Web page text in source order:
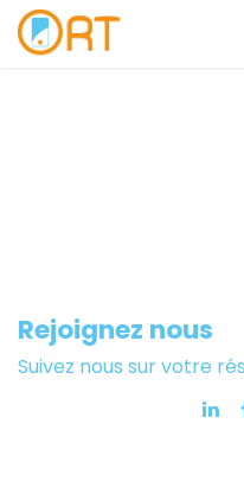
Se rendre au contenu
Rejoignez nous
Suivez nous sur votre